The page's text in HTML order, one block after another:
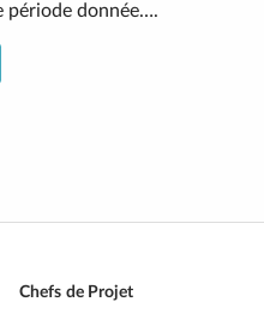
période donnée….
Chefs de Projet